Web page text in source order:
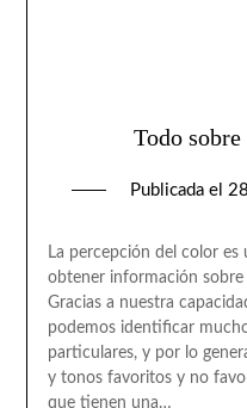
Todo
Publicada el
La percepción del color
obtener información
Gracias a nuestra
podemos identificar
particulares, y por lo
y tonos favoritos y no
que tienen una…